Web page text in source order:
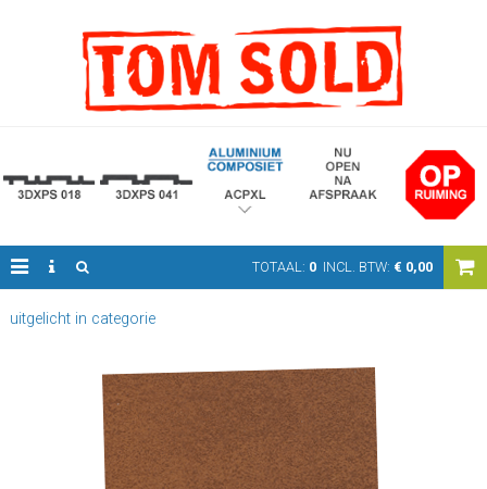
TOTAAL: 0 INCL. BTW: € 0,00
uitgelicht in categorie